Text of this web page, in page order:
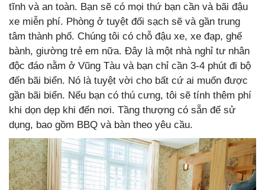
tĩnh và an toàn. Bạn sẽ có mọi thứ bạn cần và bãi đậu
xe miễn phí. Phòng ở tuyệt đối sạch sẽ và gần trung
tâm thành phố. Chúng tôi có chỗ đậu xe, xe đạp, ghế
bành, giường trẻ em nữa. Đây là một nhà nghỉ tư nhân
độc đáo nằm ở Vũng Tàu và bạn chỉ cần 3-4 phút đi bộ
đến bãi biển. Nó là tuyệt vời cho bất cứ ai muốn được
gần bãi biển. Nếu bạn có thú cưng, tôi sẽ tính thêm phí
khi dọn dẹp khi đến nơi. Tầng thượng có sẵn để sử
dụng, bao gồm BBQ và bàn theo yêu cầu.